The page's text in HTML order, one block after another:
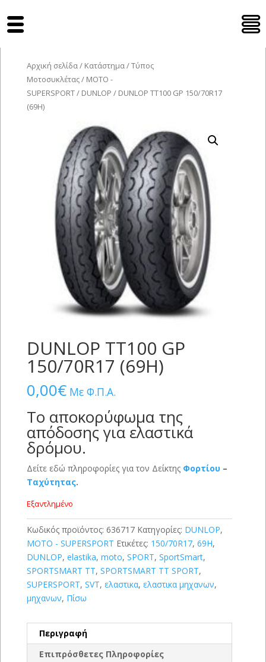
Αρχική σελίδα/ Κατάστημα/Τύπος
Μοτοσυκλέτας/ MOTO -
SUPERSPORT/ DUNLOP / DUNLOP TT100 GP 150/70R17
(69H)
DUNLOP TT100 GP
150/70R17 (69H)
0,00€ Με Φ.Π.Α.
Το αποκορύφωμα της
απόδοσης για ελαστικά
δρόμου.
Δείτε εδώ πληροφορίες για τον Δείκτης Φορτίου –
Ταχύτητας.
Εξαντλημένο
Κωδικός προϊόντος: 636717 Κατηγορίες: DUNLOP,
MOTO - SUPERSPORT Ετικέτες: 150/70R17, 69H,
DUNLOP, elastika, moto, SPORT, SportSmart,
SPORTSMART TT, SPORTSMART TT SPORT,
SUPERSPORT, SVT, ελαστικα, ελαστικα μηχανων,
μηχανων, Πίσω
Περιγραφή
Επιπρόσθετες Πληροφορίες